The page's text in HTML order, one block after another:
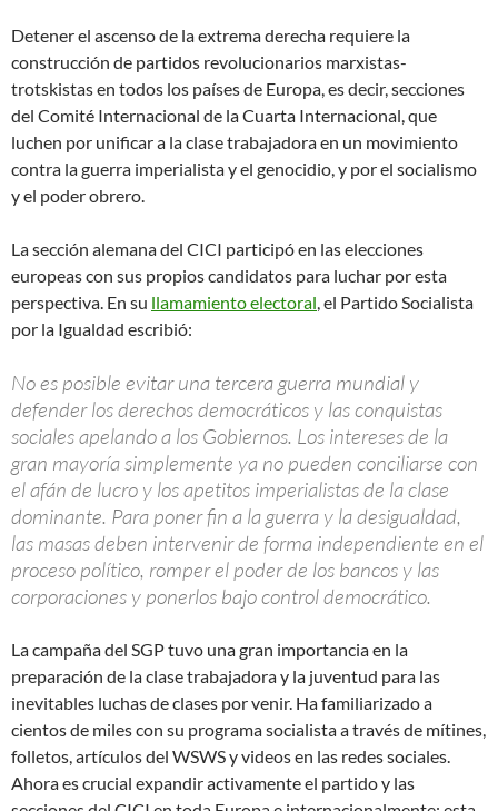
Detener el ascenso de la extrema derecha requiere la
construcción de partidos revolucionarios marxistas-
trotskistas en todos los países de Europa, es decir, secciones
del Comité Internacional de la Cuarta Internacional, que
luchen por unificar a la clase trabajadora en un movimiento
contra la guerra imperialista y el genocidio, y por el socialismo
y el poder obrero.
La sección alemana del CICI participó en las elecciones
europeas con sus propios candidatos para luchar por esta
perspectiva. En su llamamiento electoral, el Partido Socialista
por la Igualdad escribió:
No es posible evitar una tercera guerra mundial y
defender los derechos democráticos y las conquistas
sociales apelando a los Gobiernos. Los intereses de la
gran mayoría simplemente ya no pueden conciliarse con
el afán de lucro y los apetitos imperialistas de la clase
dominante. Para poner fin a la guerra y la desigualdad,
las masas deben intervenir de forma independiente en el
proceso político, romper el poder de los bancos y las
corporaciones y ponerlos bajo control democrático.
La campaña del SGP tuvo una gran importancia en la
preparación de la clase trabajadora y la juventud para las
inevitables luchas de clases por venir. Ha familiarizado a
cientos de miles con su programa socialista a través de mítines,
folletos, artículos del WSWS y videos en las redes sociales.
Ahora es crucial expandir activamente el partido y las